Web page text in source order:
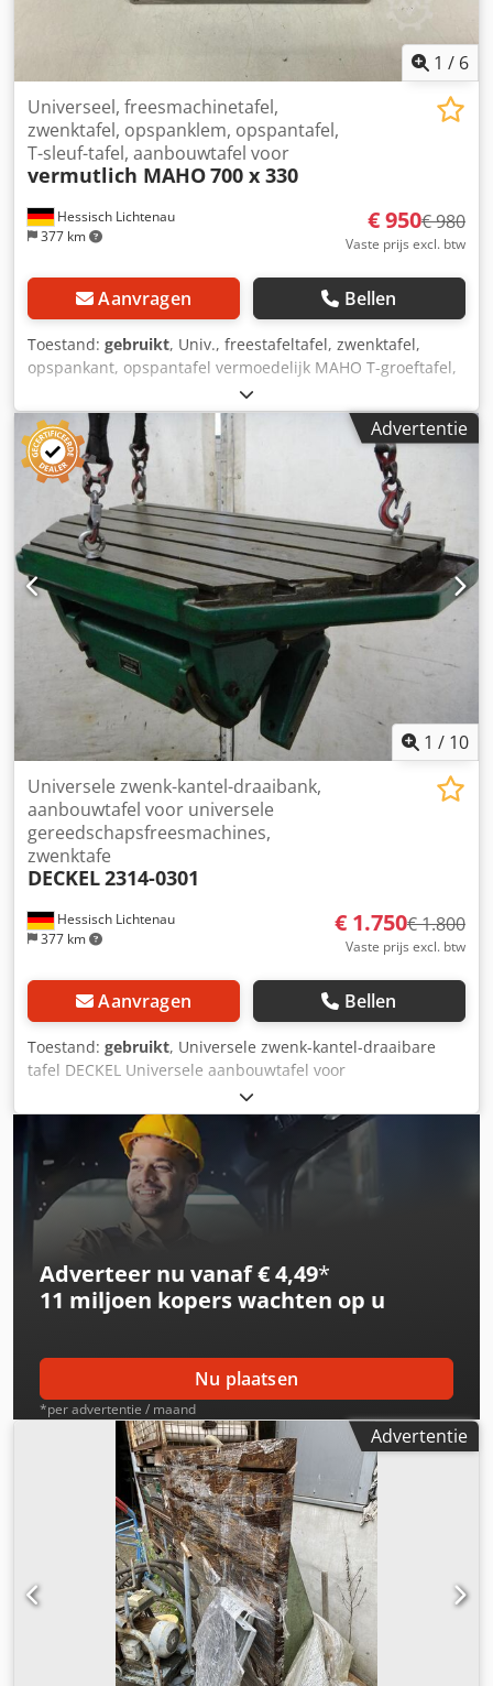
1 / 6
Hessisch Lichtenau
377 km
Universeel, freesmachinetafel,
zwenktafel, opspanklem, opspantafel,
T-sleuf-tafel, aanbouwtafel voor
vermutlich MAHO700 x 330
€ 950€ 980
Vaste prijs excl. btw
Aanvragen Bellen
Toestand: gebruikt, Univ., freestafeltafel, zwenktafel,
opspankant, opspantafel vermoedelijk MAHO T-groeftafel,
aanbouwtafel voor universele werktuigfreesmachine
Djdpfjxy Styox Akxswa Tafelnummer: 76-400-1 / 2210 05 00
Tafelafmeting: 700 x 330 mm Constructiehoogte: 210 mm
Groefbreedte: 12 mm Groefafstand: 45 mm - Tafelblad met
7x T-groef 12 mm - Montagevlak 90°, 13 mm boorgaten, 14
mm sleufgaten voor bevestiging en 12 mm geleidingsgroef
- Gatafstand montageplaat boven Ø 13 mm = 500 mm, 50
mm boven het tafelvlak (centraal gemeten) - Gatafstand
montageplaat midden Ø 13 mm = 472 mm, 95 mm boven
het tafelvlak (centraal gemeten) - Sleufgatafstand
montageplaat midden = 475 mm, 140 mm boven het
tafelvlak (centraal gemeten) - Sleufgatafstand
montageplaat onder = 475 mm, 185 mm boven het
tafelvlak (centraal gemeten) Afmetingen L x B x H: 820 x
330 x 210 mm Gewicht: 61 kg in goede staat
Advertentie
1 / 10
Hessisch Lichtenau
377 km
Universele zwenk-kantel-draaibank,
aanbouwtafel voor universele
gereedschapsfreesmachines,
zwenktafe
DECKEL2314-0301
€ 1.750€ 1.800
Vaste prijs excl. btw
Aanvragen Bellen
Toestand: gebruikt, Universele zwenk-kantel-draaibare
tafel DECKEL Universele aanbouwtafel voor
gereedschapsfreesmachines, passend voor FP 2L, FP 3L of
FP 4L Nr. 2314 Bouwjaar: ca. 1975 Djdpfx Asd E A I Nokxjwa
Opspanvlak: 1000 x 520 mm - 6 opspangroeven van 16mm,
afstand 90mm - Opspanplaat horizontaal naar rechts en
links draaibaar tot 45 graden, geschaald - Kantelbaar ten
opzichte van de machine +/- 15 graden - Zwenkbaar +/- 15
graden - Zwenktafel, kanteltafel, hoekkanteltafel Maximale
Adverteer nu vanaf € 4,49*
11 miljoen koperswachten op u
Nu plaatsen
*per advertentie / maand
Advertentie